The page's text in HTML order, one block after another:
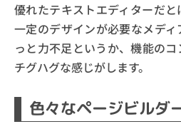
優れたテキストエディターだ
一定のデザインが必要なメデ
っと力不足というか、機能の
チグハグな感じがします。
色々なページビルダ